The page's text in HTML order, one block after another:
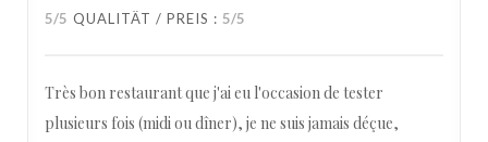
5/5 QUALITÄT / PREIS : 5/5
Très bon restaurant que j'ai eu l'occasion de tester
plusieurs fois (midi ou dîner), je ne suis jamais déçue,